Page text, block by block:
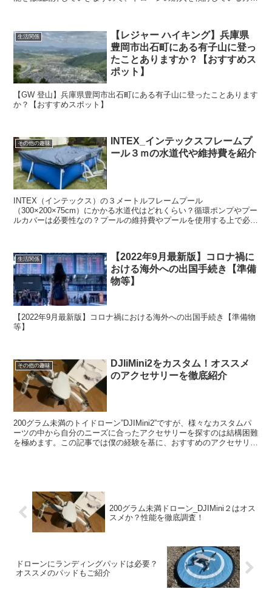
生活関係
【レジャー ハイキング】兵庫県
豊岡市出石町にある有子山に登っ
たことありますか？【おすすめス
ポット】
【GW 登山】兵庫県豊岡市出石町にある有子山に登ったことあります
か？【おすすめスポット】
その他の趣味
INTEX_インテックスフレームプ
ール３ｍの水道代や維持費を紹介
INTEX（インテックス）の３メートルフレームプール
（300×200×75cm）にかかる水道代はどれくらい？循環ポンプやプー
ルカバーは必要性なの？プールの維持費やプールを使用する上で必要
生活関係
【2022年9月最新版】コロナ禍に
おける海外への出国手続き【準備
物等】
【2022年9月最新版】コロナ禍における海外への出国手続き【準備物
等】
その他の趣味
DJIiMini2をカスタム！オススメ
のアクセサリーを徹底紹介
200グラム未満のトイドローン”DJIMini2”ですが、様々なカスタムパ
ーツの中から自分のニーズに合ったアクセサリーを探すのは結構困難
を極めます。この記事では僕の経験を基に、おすすめのアクセサリー
200グラム未満ドローン_DJIMini２はオス
スメか？性能を徹底調査！
ドローンにランディングパッドは必要？
オススメのパッドもご紹介